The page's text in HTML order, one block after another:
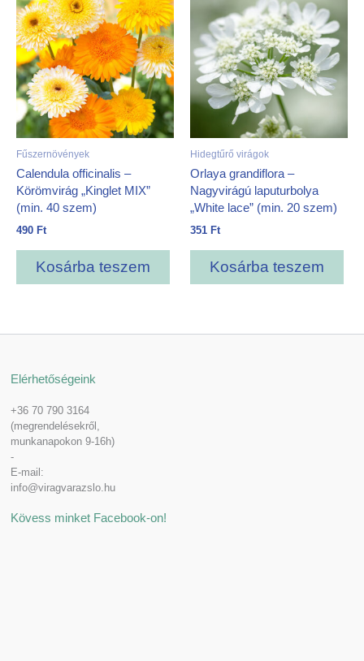
Fűszernövények
Calendula officinalis –
Körömvirág „Kinglet MIX”
(min. 40 szem)
490 Ft
Kosárba teszem
Hidegtűrő virágok
Orlaya grandiflora –
Nagyvirágú laputurbolya
„White lace” (min. 20 szem)
351 Ft
Kosárba teszem
Elérhetőségeink
+36 70 790 3164
(megrendelésekről,
munkanapokon 9-16h)
-
E-mail:
info@viragvarazslo.hu
Kövess minket Facebook-on!